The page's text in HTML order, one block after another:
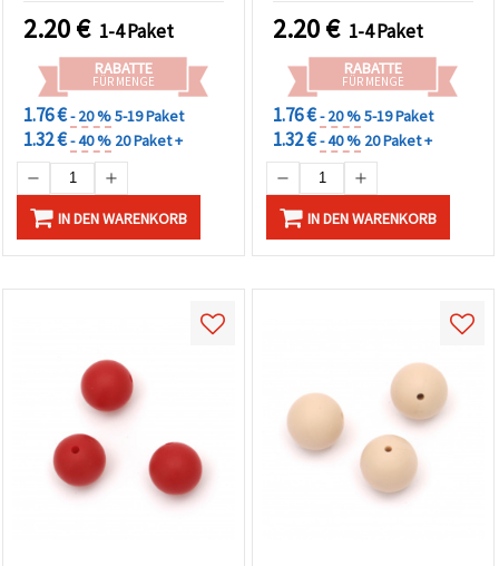
Makramee &
Schlüsselanhänger
2.20€ 1-4 Paket
RABATTE
FÜR MENGE
1.76 €- 20 %5-19 Paket
1.32 €- 40 % 20 Paket +
IN DEN WARENKORB
2.20€ 1-4 Paket
RABATTE
FÜR MENGE
1.76 €- 20 %5-19 Paket
1.32 €- 40 % 20 Paket +
IN DEN WARENKORB